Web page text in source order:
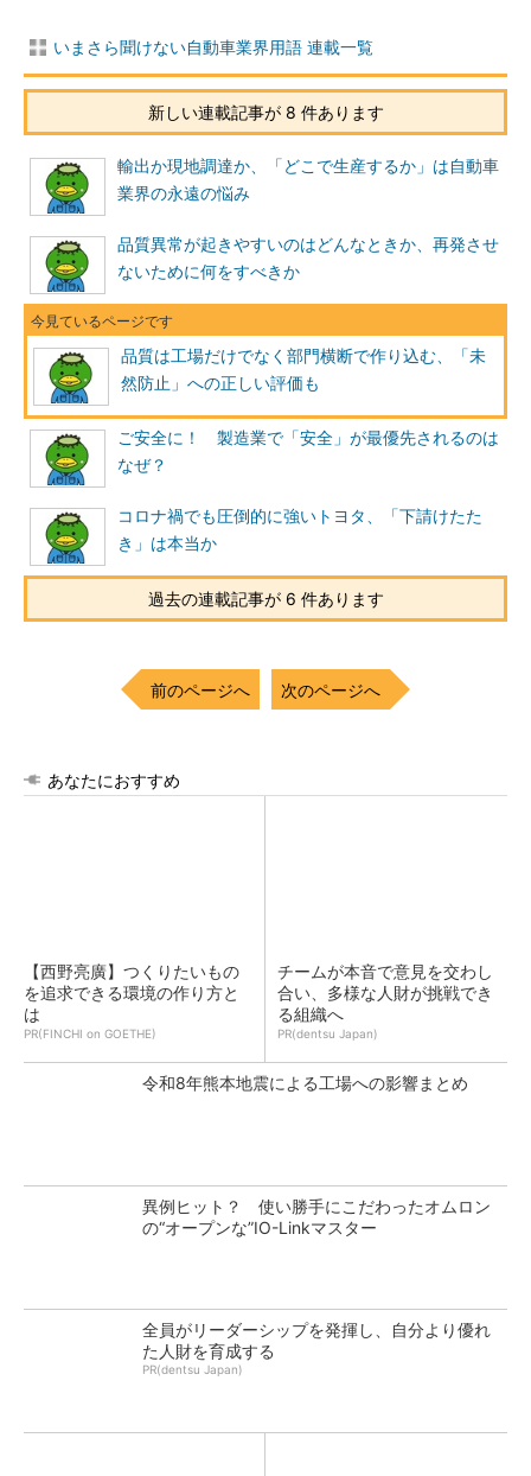
いまさら聞けない自動車業界用語 連載一覧
新しい連載記事が 8 件あります
輸出か現地調達か、「どこで生産するか」は自動車
業界の永遠の悩み
品質異常が起きやすいのはどんなときか、再発させ
ないために何をすべきか
品質は工場だけでなく部門横断で作り込む、「未
然防止」への正しい評価も
ご安全に！ 製造業で「安全」が最優先されるのは
なぜ？
コロナ禍でも圧倒的に強いトヨタ、「下請けたた
き」は本当か
過去の連載記事が 6 件あります
前のページへ 次のページへ
あなたにおすすめ
【西野亮廣】つくりたいもの
を追求できる環境の作り方と
は
PR(FINCHI on GOETHE)
チームが本音で意見を交わし
合い、多様な人財が挑戦でき
る組織へ
PR(dentsu Japan)
令和8年熊本地震による工場への影響まとめ
異例ヒット？ 使い勝手にこだわったオムロン
の“オープンな”IO-Linkマスター
全員がリーダーシップを発揮し、自分より優れ
た人財を育成する
PR(dentsu Japan)